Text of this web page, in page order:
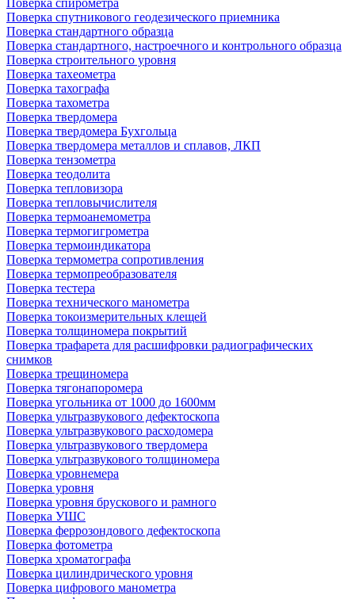
Поверка спирометра
Поверка спутникового геодезического приемника
Поверка стандартного образца
Поверка стандартного, настроечного и контрольного образца
Поверка строительного уровня
Поверка тахеометра
Поверка тахографа
Поверка тахометра
Поверка твердомера
Поверка твердомера Бухгольца
Поверка твердомера металлов и сплавов, ЛКП
Поверка тензометра
Поверка теодолита
Поверка тепловизора
Поверка тепловычислителя
Поверка термоанемометра
Поверка термогигрометра
Поверка термоиндикатора
Поверка термометра сопротивления
Поверка термопреобразователя
Поверка тестера
Поверка технического манометра
Поверка токоизмерительных клещей
Поверка толщиномера покрытий
Поверка трафарета для расшифровки радиографических
снимков
Поверка трещиномера
Поверка тягонапоромера
Поверка угольника от 1000 до 1600мм
Поверка ультразвукового дефектоскопа
Поверка ультразвукового расходомера
Поверка ультразвукового твердомера
Поверка ультразвукового толщиномера
Поверка уровнемера
Поверка уровня
Поверка уровня брускового и рамного
Поверка УШС
Поверка феррозондового дефектоскопа
Поверка фотометра
Поверка хроматографа
Поверка цилиндрического уровня
Поверка цифрового манометра